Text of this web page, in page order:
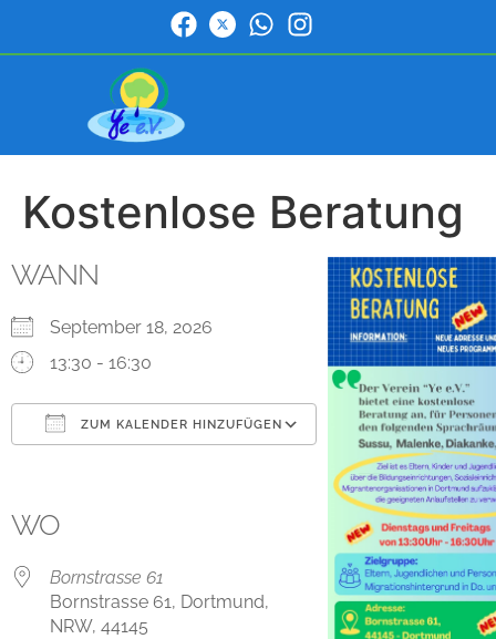
Kostenlose Beratung
WANN
September 18, 2026
13:30 - 16:30
ZUM KALENDER HINZUFÜGEN
Outlook Live
WO
Bornstrasse 61
Bornstrasse 61, Dortmund,
NRW, 44145